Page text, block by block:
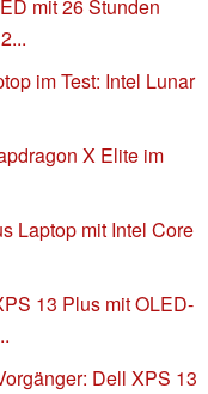
mit 26 Stunden
im Test: Intel Lunar
X Elite im
Laptop mit Intel Core
13 Plus mit OLED-
Dell XPS 13